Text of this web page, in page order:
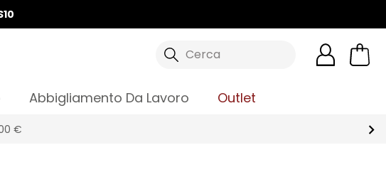
Cerca
Abbigliamento Da Lavoro Outlet
€